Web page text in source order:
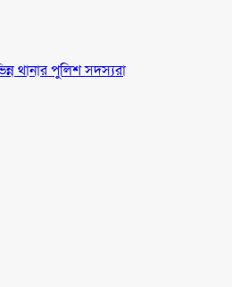
থানার পুলিশ সদস্যরা